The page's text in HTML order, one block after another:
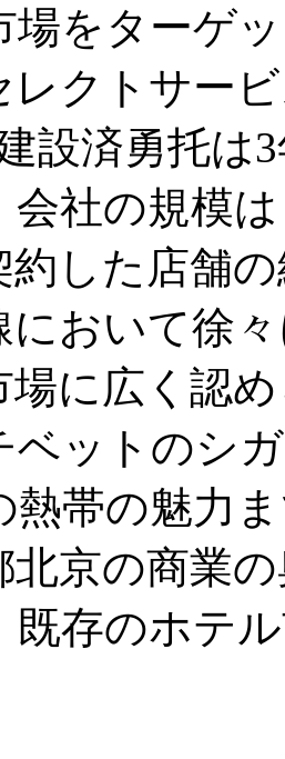
場をターゲ
レクトサー
設済勇托は
会社の規模
約した店舗
において徐
場に広く認
ベットのシ
熱帯の魅力
北京の商業
既存のホテ